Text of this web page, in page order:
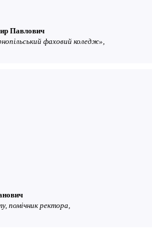
Павлович
фаховий коледж»,
помічник ректора,